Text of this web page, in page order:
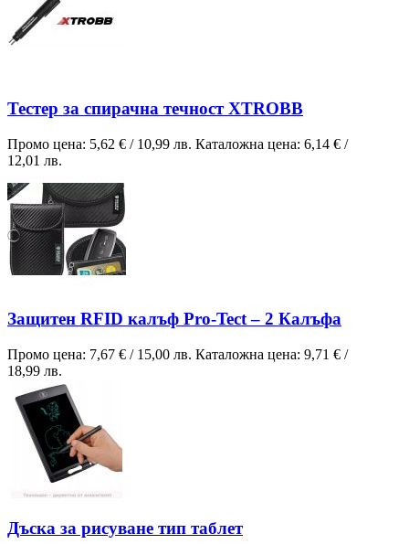
Тестер за спирачна течност XTROBB
Промо цена: 5,62 € / 10,99 лв. Каталожна цена: 6,14 € /
12,01 лв.
Защитен RFID калъф Pro-Tect – 2 Калъфа
Промо цена: 7,67 € / 15,00 лв. Каталожна цена: 9,71 € /
18,99 лв.
Дъска за рисуване тип таблет